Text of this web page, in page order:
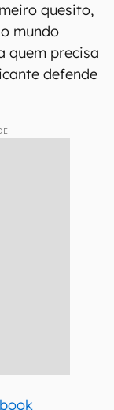
quesito,
mundo
quem precisa
defende